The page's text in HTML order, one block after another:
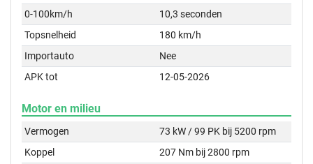
0-100km/h
10,3 seconden
Topsnelheid
180 km/h
Importauto
Nee
APK tot
12-05-2026
Motor en milieu
Vermogen
73 kW / 99 PK bij 5200 rpm
Koppel
207 Nm bij 2800 rpm